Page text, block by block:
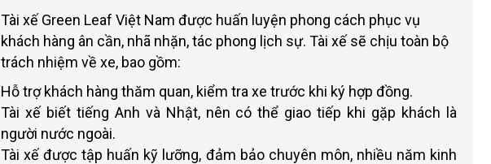
Tài xế Green Leaf Việt Nam được huấn luyện phong cách phục vụ
khách hàng ân cần, nhã nhặn, tác phong lịch sự. Tài xế sẽ chịu toàn bộ
trách nhiệm về xe, bao gồm:
Hỗ trợ khách hàng thăm quan, kiểm tra xe trước khi ký hợp đồng.
Tài xế biết tiếng Anh và Nhật, nên có thể giao tiếp khi gặp khách là
người nước ngoài.
Tài xế được tập huấn kỹ lưỡng, đảm bảo chuyên môn, nhiều năm kinh